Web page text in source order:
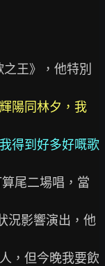
王》，他特別
陽同林夕，我
得到好多好嘅歌
尾二場唱，當
況影響演出，他
，但今晚我要飲